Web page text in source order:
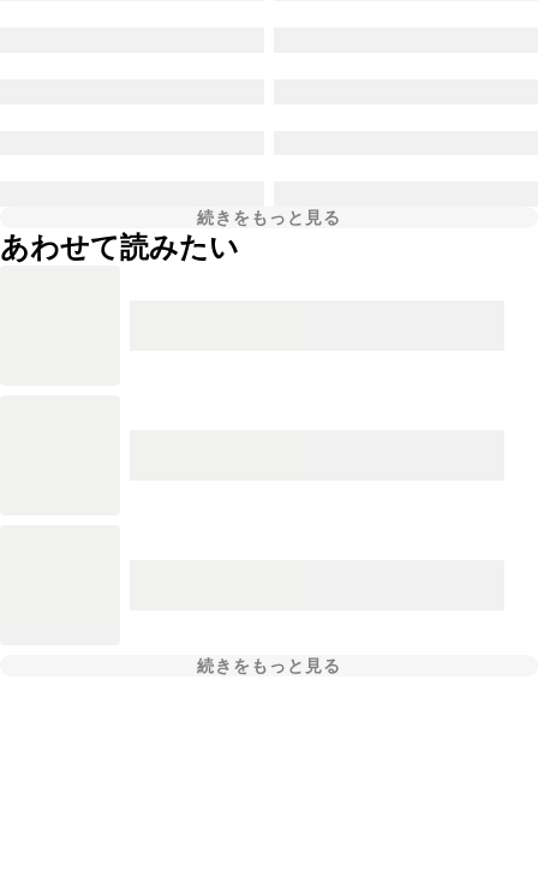
続きをもっと見る
あわせて読みたい
続きをもっと見る